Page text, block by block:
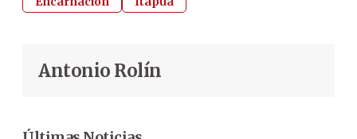
Antonio Rolín